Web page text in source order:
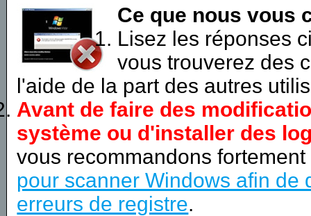
Ce que nous vous
Lisez les réponses
vous trouverez des
l'aide de la part des autres
Avant de faire des
système ou d'installer des
vous recommandons
pour scanner Windows afin de
erreurs de registre.